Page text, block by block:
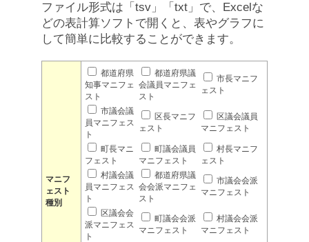
ファイル形式は「tsv」「txt」で、Excelな
どの表計算ソフトで開くと、表やグラフに
して簡単に比較することができます。
マニフ
ェスト
種別
都道府県
知事マニフェ
スト
都道府県議
会議員マニフェ
スト
市長マニフ
ェスト
市議会議
員マニフェス
ト
区長マニフ
ェスト
区議会議員
マニフェスト
町長マニ
フェスト
町議会議員
マニフェスト
村長マニフ
ェスト
村議会議
員マニフェス
ト
都道府県議
会会派マニフェ
スト
市議会会派
マニフェスト
区議会会
派マニフェス
ト
町議会会派
マニフェスト
村議会会派
マニフェスト